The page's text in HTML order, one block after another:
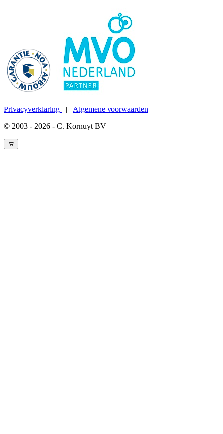
Privacyverklaring | Algemene voorwaarden
© 2003 - 2026 - C. Kornuyt BV